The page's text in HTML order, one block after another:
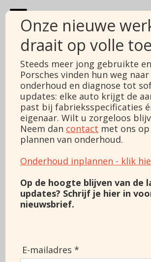
Porsche 911
992 3.0 Carrera S
Prijs Verkocht
BTW/Marge BTW
Type 992 3.0 Carrera
Bouwjaar 2021
Kilometerstand 79785
Brandstof Benzine
Motorinhoud 2981
Transmissie Automaat
Versnellingen 8
Cilinders
Onze nieuwe
draait op volle
Steeds meer jong gebruikte
Porsches vinden hun weg naar
onderhoud en diagnose tot
updates: elke auto krijgt de
past bij fabrieksspecificaties
eigenaar. Wilt u zorgeloos
Neem dan contact met ons
plannen van onderhoud.
Onderhoud inplannen - klik
Op de hoogte blijven van de
updates? Schrijf je hier in
nieuwsbrief.
E-mailadres *